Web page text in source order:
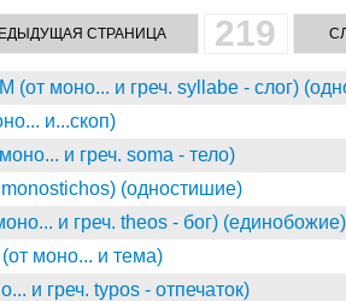
СТРАНИЦА 219
моно... и греч. syllabe - слог)
и...скоп)
и греч. soma - тело)
(одностишие)
и греч. theos - бог) (единобожие)
моно... и тема)
и греч. typos - отпечаток)